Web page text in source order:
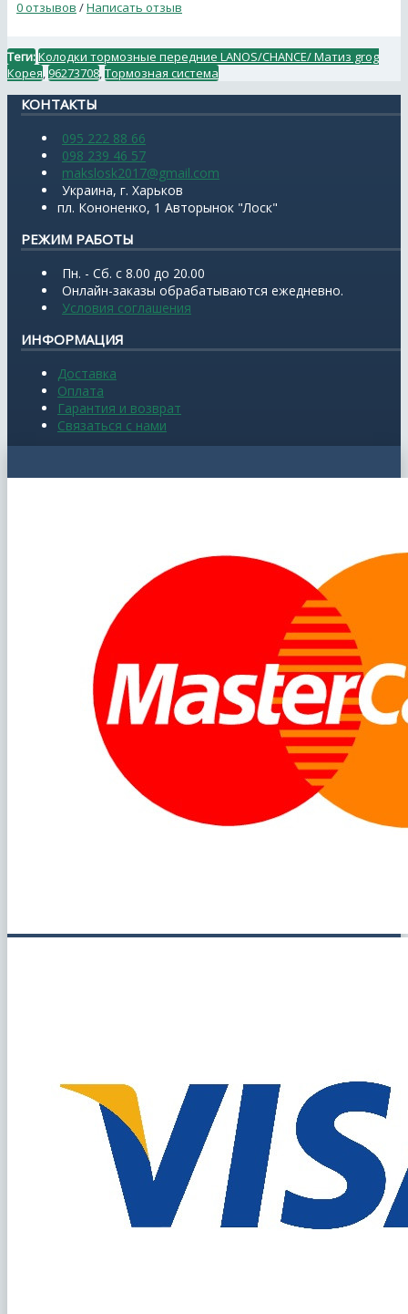
0 отзывов /Написать отзыв
Теги:Колодки тормозные передние LANOS/CHANCE/ Матиз grog
Корея 96273708 Тормозная система
КОНТАКТЫ
095 222 88 66
098 239 46 57
makslosk2017@gmail.com
Украина, г. Харьков
пл. Кононенко, 1 Авторынок "Лоск"
РЕЖИМ РАБОТЫ
Пн. - Сб. с 8.00 до 20.00
Онлайн-заказы обрабатываются ежедневно.
Условия соглашения
ИНФОРМАЦИЯ
Доставка
Оплата
Гарантия и возврат
Связаться с нами